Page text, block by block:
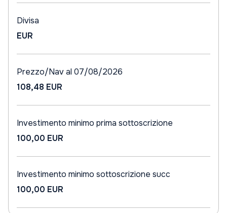
Divisa
EUR
Prezzo/Nav al 07/08/2026
108,48 EUR
Investimento minimo prima sottoscrizione
100,00 EUR
Investimento minimo sottoscrizione succ
100,00 EUR